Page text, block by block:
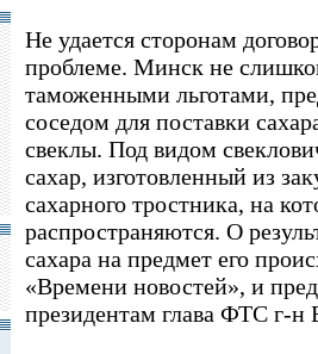
Не удается сторонам
проблеме. Минск не
таможенными льготами,
соседом для поставки
свеклы. Под видом
сахар, изготовленный из
сахарного тростника, на
распространяются. О
сахара на предмет его
«Времени новостей», и
президентам глава ФТС г-н